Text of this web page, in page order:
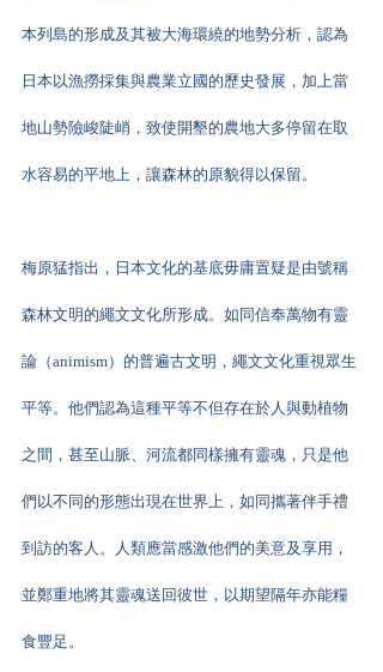
本列島的形成及其被大海環繞的地勢分析，認為
日本以漁撈採集與農業立國的歷史發展，加上當
地山勢險峻陡峭，致使開墾的農地大多停留在取
水容易的平地上，讓森林的原貌得以保留。
梅原猛指出，日本文化的基底毋庸置疑是由號稱
森林文明的繩文文化所形成。如同信奉萬物有靈
論（animism）的普遍古文明，繩文文化重視眾生
平等。他們認為這種平等不但存在於人與動植物
之間，甚至山脈、河流都同樣擁有靈魂，只是他
們以不同的形態出現在世界上，如同攜著伴手禮
到訪的客人。人類應當感激他們的美意及享用，
並鄭重地將其靈魂送回彼世，以期望隔年亦能糧
食豐足。